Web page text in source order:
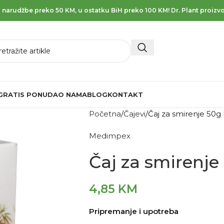
preko 50 KM, u ostatku BiH preko 100 KM! Dr. Plant
PONUDAO NAMABLOGKONTAKT
Početna Čajevi Čaj za smirenje
Medimpex
Čaj za
4,85 KM
Pripremanje i upotreba